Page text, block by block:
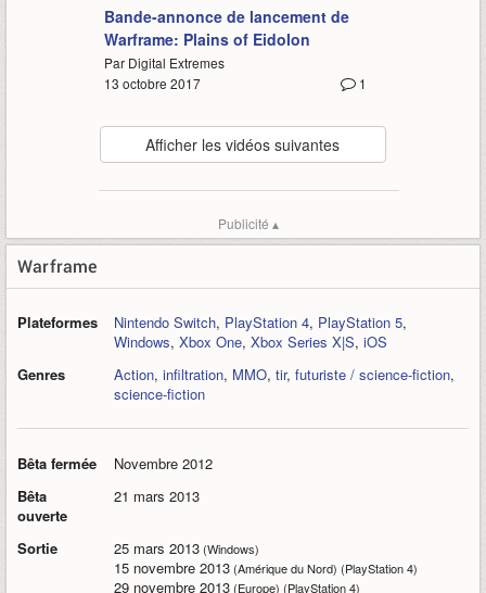
Bande-annonce de lancement de
Warframe: Plains of Eidolon
Par Digital Extremes
1
13 octobre 2017
Afficher les vidéos suivantes
Publicité ▴
Warframe
Plateformes Nintendo Switch, PlayStation 4, PlayStation 5,
Windows, Xbox One, Xbox Series X|S, iOS
Genres
Action, infiltration, MMO, tir, futuriste / science-fiction,
science-fiction
Bêta fermée
Novembre 2012
Bêta
ouverte
21 mars 2013
Sortie 25 mars 2013(Windows)
15 novembre 2013(Amérique du Nord) (PlayStation 4)
29 novembre 2013(Europe) (PlayStation 4)